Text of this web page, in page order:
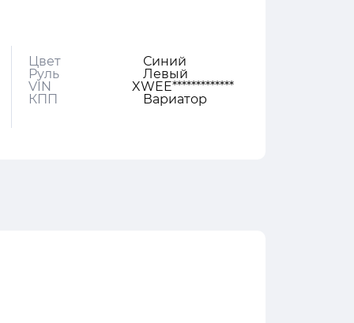
Цвет
Синий
Руль
Левый
VIN
XWEE*************
КПП
Вариатор